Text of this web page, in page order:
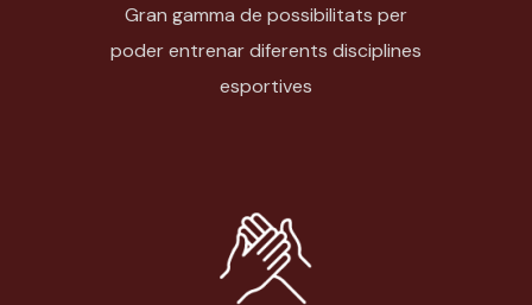
Gran gamma de possibilitats per
poder entrenar diferents disciplines
esportives